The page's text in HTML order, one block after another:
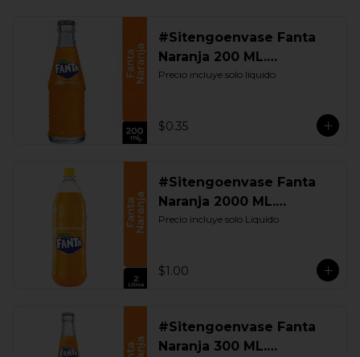
#Sitengoenvase Fanta
Naranja 200 ML.
Retornable
Precio incluye solo líquido
$0.35
#Sitengoenvase Fanta
Naranja 2000 ML.
Retornable
Precio incluye solo Liquido
$1.00
#Sitengoenvase Fanta
Naranja 300 ML.